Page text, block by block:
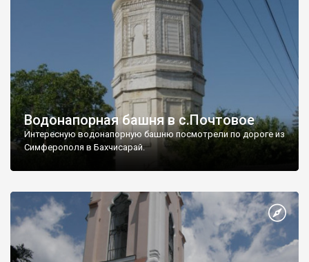
Водонапорная башня в с.Почтовое
Интересную водонапорную башню посмотрели по дороге из
Симферополя в Бахчисарай.